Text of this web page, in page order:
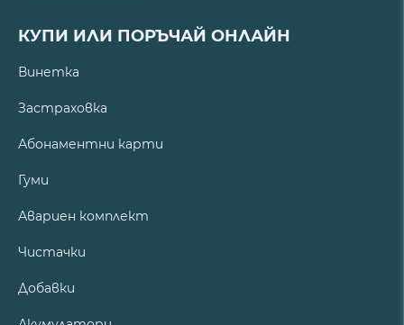
КУПИ ИЛИ ПОРЪЧАЙ ОНЛАЙН
Винетка
Застраховка
Абонаментни карти
Гуми
Авариен комплект
Чистачки
Добавки